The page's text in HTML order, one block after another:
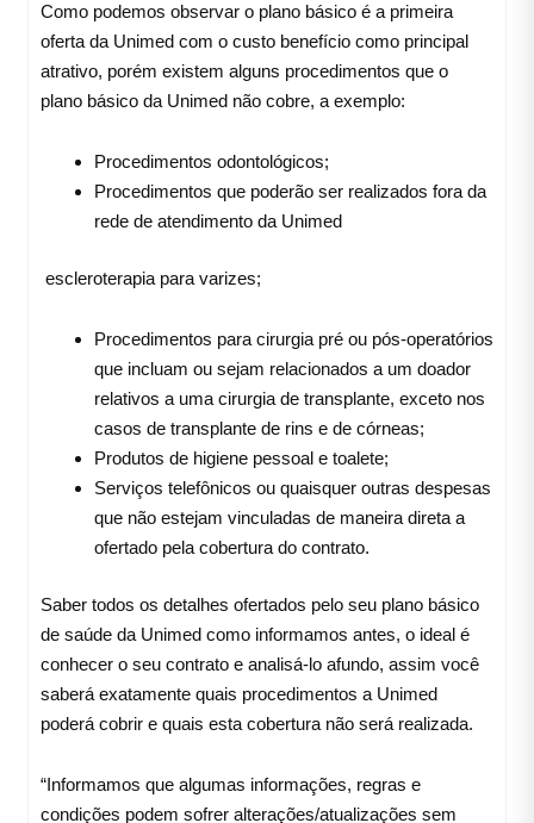
Como podemos observar o plano básico é a primeira
oferta da Unimed com o custo benefício como principal
atrativo, porém existem alguns procedimentos que o
plano básico da Unimed não cobre, a exemplo:
Procedimentos odontológicos;
Procedimentos que poderão ser realizados fora da
rede de atendimento da Unimed
escleroterapia para varizes;
Procedimentos para cirurgia pré ou pós-operatórios
que incluam ou sejam relacionados a um doador
relativos a uma cirurgia de transplante, exceto nos
casos de transplante de rins e de córneas;
Produtos de higiene pessoal e toalete;
Serviços telefônicos ou quaisquer outras despesas
que não estejam vinculadas de maneira direta a
ofertado pela cobertura do contrato.
Saber todos os detalhes ofertados pelo seu plano básico
de saúde da Unimed como informamos antes, o ideal é
conhecer o seu contrato e analisá-lo afundo, assim você
saberá exatamente quais procedimentos a Unimed
poderá cobrir e quais esta cobertura não será realizada.
“Informamos que algumas informações, regras e
condições podem sofrer alterações/atualizações sem